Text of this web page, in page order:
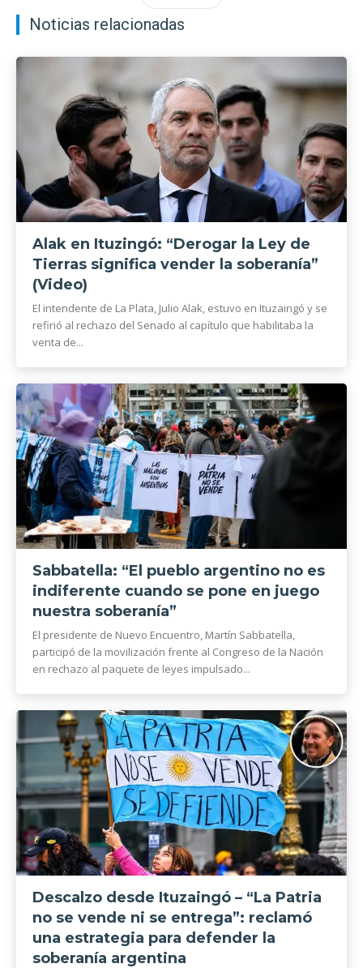
Noticias relacionadas
Alak en Ituzingó: “Derogar la Ley de
Tierras significa vender la soberanía”
(Video)
El intendente de La Plata, Julio Alak, estuvo en Ituzaingó y se
refirió al rechazo del Senado al capítulo que habilitaba la
venta de...
Sabbatella: “El pueblo argentino no es
indiferente cuando se pone en juego
nuestra soberanía”
El presidente de Nuevo Encuentro, Martín Sabbatella,
participó de la movilización frente al Congreso de la Nación
en rechazo al paquete de leyes impulsado...
Descalzo desde Ituzaingó – “La Patria
no se vende ni se entrega”: reclamó
una estrategia para defender la
soberanía argentina